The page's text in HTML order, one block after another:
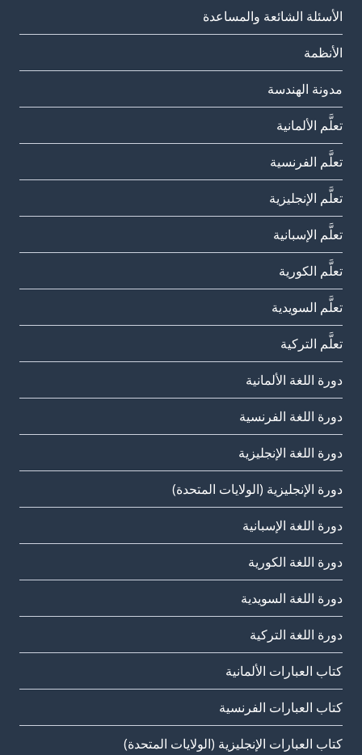
الأسئلة الشائعة والمساعدة
الأنظمة
مدونة الهندسة
تعلَّم الألمانية
تعلَّم الفرنسية
تعلَّم الإنجليزية
تعلَّم الإسبانية
تعلَّم الكورية
تعلَّم السويدية
تعلَّم التركية
دورة اللغة الألمانية
دورة اللغة الفرنسية
دورة اللغة الإنجليزية
دورة الإنجليزية (الولايات المتحدة)
دورة اللغة الإسبانية
دورة اللغة الكورية
دورة اللغة السويدية
دورة اللغة التركية
كتاب العبارات الألمانية
كتاب العبارات الفرنسية
كتاب العبارات الإنجليزية (الولايات المتحدة)